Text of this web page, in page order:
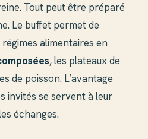
Tout peut être préparé
Le buffet permet de
alimentaires en
, les plateaux de
de poisson. L’avantage
invités se servent à leur
échanges.